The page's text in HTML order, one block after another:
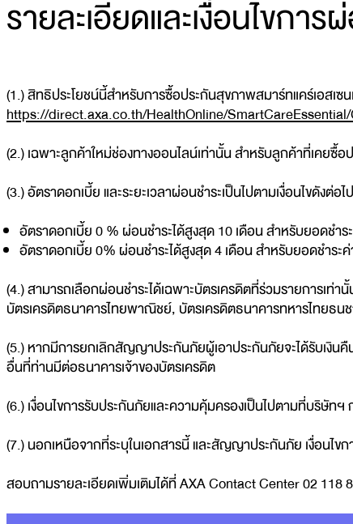
รายละเอียดและเงื่อนไขกา
(1.) สิทธิประโยชน์นี้สำหรับการซื้อประกันสุขภาพสมาร์ทแคร์เอสเ
https://direct.axa.co.th/HealthOnline/
(2.) เฉพาะลูกค้าใหม่ช่องทางออนไลน์เท่านั้น สำหรับลูกค้าที่เคยซื้
(3.) อัตราดอกเบี้ย และระยะเวลาผ่อนชำระเป็นไปตามเงื่อนไขดังต่อไ
อัตราดอกเบี้ย 0 % ผ่อนชำระได้สูงสุด 10 เดือน สำหรับยอดชำ
อัตราดอกเบี้ย 0% ผ่อนชำระได้สูงสุด 4 เดือน สำหรับยอดชำร
(4.) สามารถเลือกผ่อนชำระได้เฉพาะบัตรเครดิตที่ร่วมรายการเท่
บัตรเครดิตธนาคารไทยพาณิชย์, บัตรเครดิตธนาคารทหารไทยธน
(5.) หากมีการยกเลิกสัญญาประกันภัยผู้เอาประกันภัยจะได้รับเงิ
อื่นที่ท่านมีต่อธนาคารเจ้าของบัตรเครดิต
(6.) เงื่อนไขการรับประกันภัยและความคุ้มครองเป็นไปตามที่บริษั
(7.) นอกเหนือจากที่ระบุในเอกสารนี้ และสัญญาประกันภัย เงื่อนไข
สอบถามรายละเอียดเพิ่มเติมได้ที่ AXA Contact Center 02 118